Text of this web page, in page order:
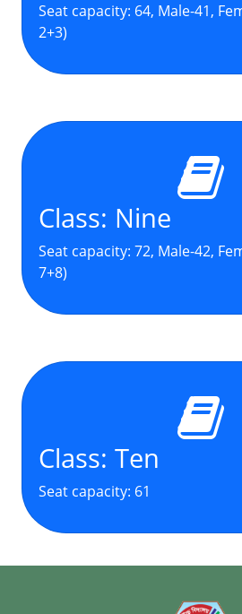
Seat capacity: 64, Male-41,
2+3)
Class: Nine
Seat capacity: 72, Male-42,
7+8)
Class: Ten
Seat capacity: 61